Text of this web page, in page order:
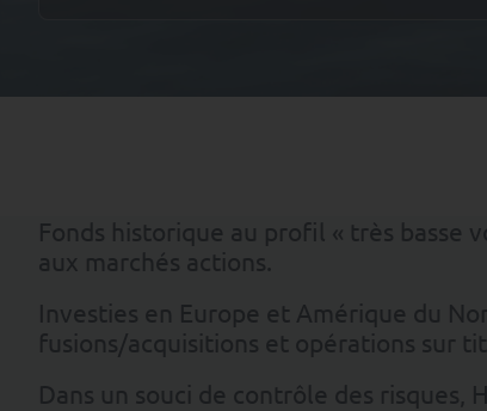
Fonds historique au profil « très
aux marchés actions.
Investies en Europe et Amérique du
fusions/acquisitions et opérations sur
Dans un souci de contrôle des